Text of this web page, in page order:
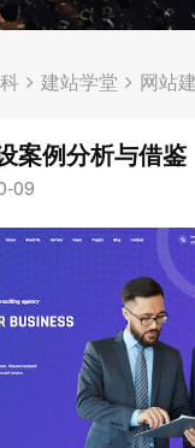
建站学堂 网站
案例分析与借鉴
09